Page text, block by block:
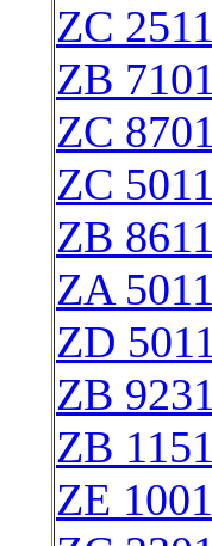
ZC
ZB
ZC
ZC
ZB
ZA
ZD
ZB
ZB
ZE